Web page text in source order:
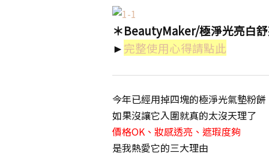
＊BeautyMaker/極淨光亮白
►完整使用心得請點此
今年已經用掉四塊的極淨光氣墊粉餅
如果沒讓它入圍就真的太沒天理了
價格OK、妝感透亮、遮瑕度夠
是我熱愛它的三大理由